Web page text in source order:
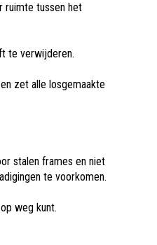
ruimte tussen het
te verwijderen.
zet alle losgemaakte
stalen frames en niet
te voorkomen.
weg kunt.